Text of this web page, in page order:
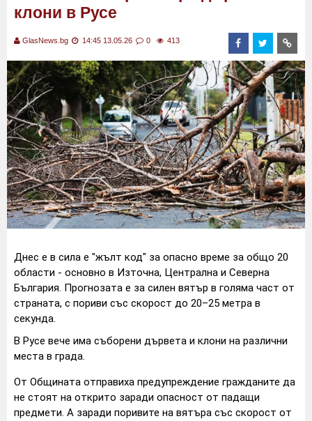
клони в Русе
GlasNews.bg 14:45 13.05.26 0 413
Днес е в сила е "жълт код" за опасно време за общо 20
области - основно в Източна, Централна и Северна
България. Прогнозата е за силен вятър в голяма част от
страната, с пориви със скорост до 20–25 метра в
секунда.
В Русе вече има съборени дървета и клони на различни
места в града.
От Общината отправиха предупреждение гражданите да
не стоят на открито заради опасност от падащи
предмети. А заради поривите на вятъра със скорост от